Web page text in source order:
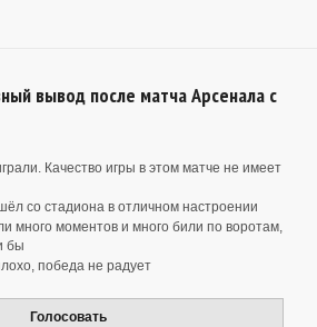
вывод после матча Арсенала с
Качество игры в этом матче не имеет
со стадиона в отличном настроении
много моментов и много били по воротам,
бы
победа не радует
Голосовать